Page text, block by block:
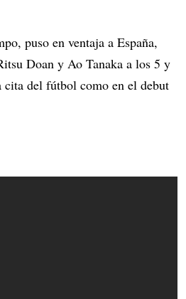
puso en ventaja a España,
Doan y Ao Tanaka a los 5 y
cita del fútbol como en el debut